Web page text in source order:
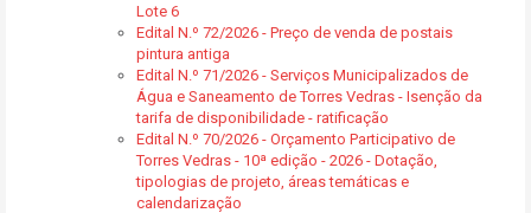
Lote 6
Edital N.º 72/2026 - Preço de venda de postais
pintura antiga
Edital N.º 71/2026 - Serviços Municipalizados de
Água e Saneamento de Torres Vedras - Isenção da
tarifa de disponibilidade - ratificação
Edital N.º 70/2026 - Orçamento Participativo de
Torres Vedras - 10ª edição - 2026 - Dotação,
tipologias de projeto, áreas temáticas e
calendarização